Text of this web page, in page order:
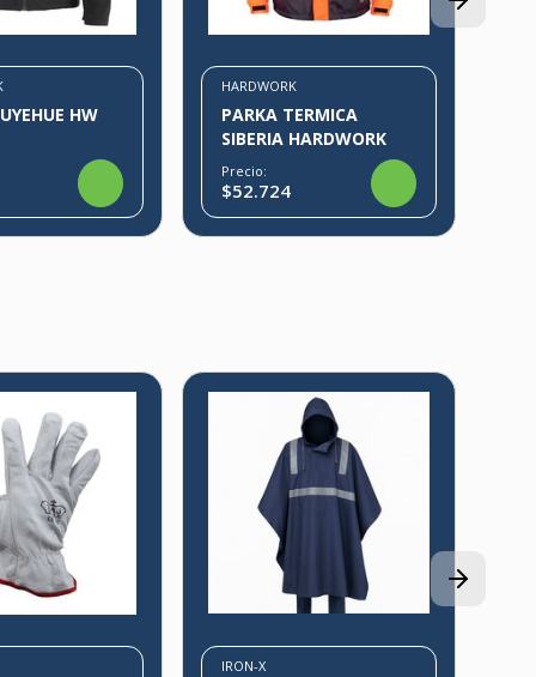
HW
HARDWORK
PARKA TERMICA
SIBERIA HARDWORK
Precio:
$52.724
IRON-X